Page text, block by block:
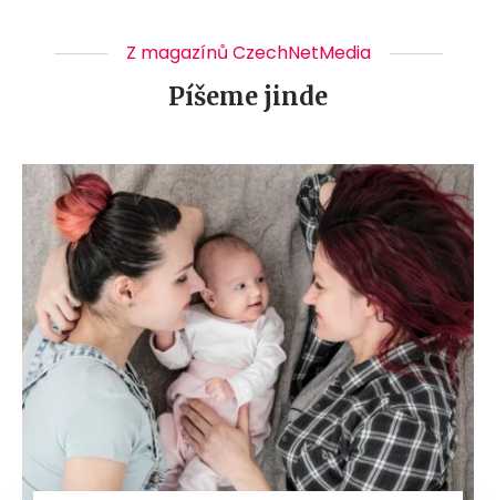
Z magazínů CzechNetMedia
Píšeme jinde